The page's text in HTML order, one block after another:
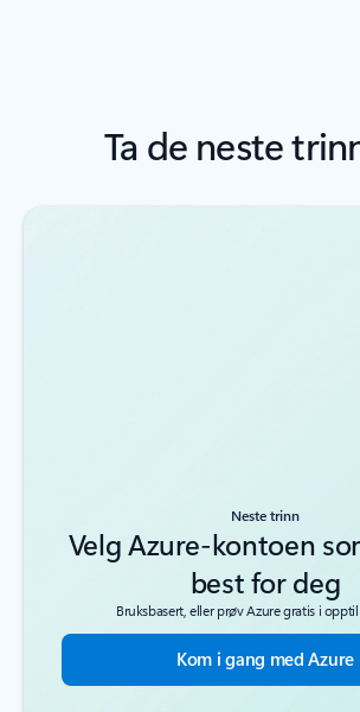
Ta de neste
Neste trinn
Velg Azure-kontoen
best for deg
Bruksbasert, eller prøv Azure gratis i
Kom i gang med Azure